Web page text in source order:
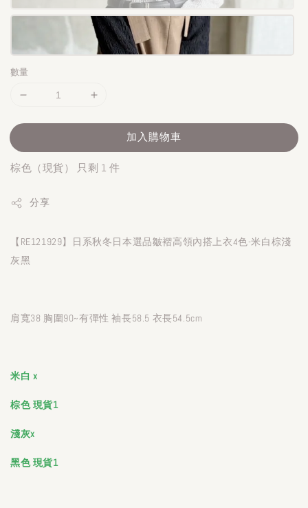
數量
加入購物車
棕色（現貨） 只剩 1 件
分享
【RE121929】日系秋冬日本選品皺褶高領內搭上衣4色-米白棕淺
灰黑
肩寬38 胸圍90~有彈性 袖長58.5 衣長54.5cm
米白 x
棕色現貨1
淺灰x
黑色現貨1